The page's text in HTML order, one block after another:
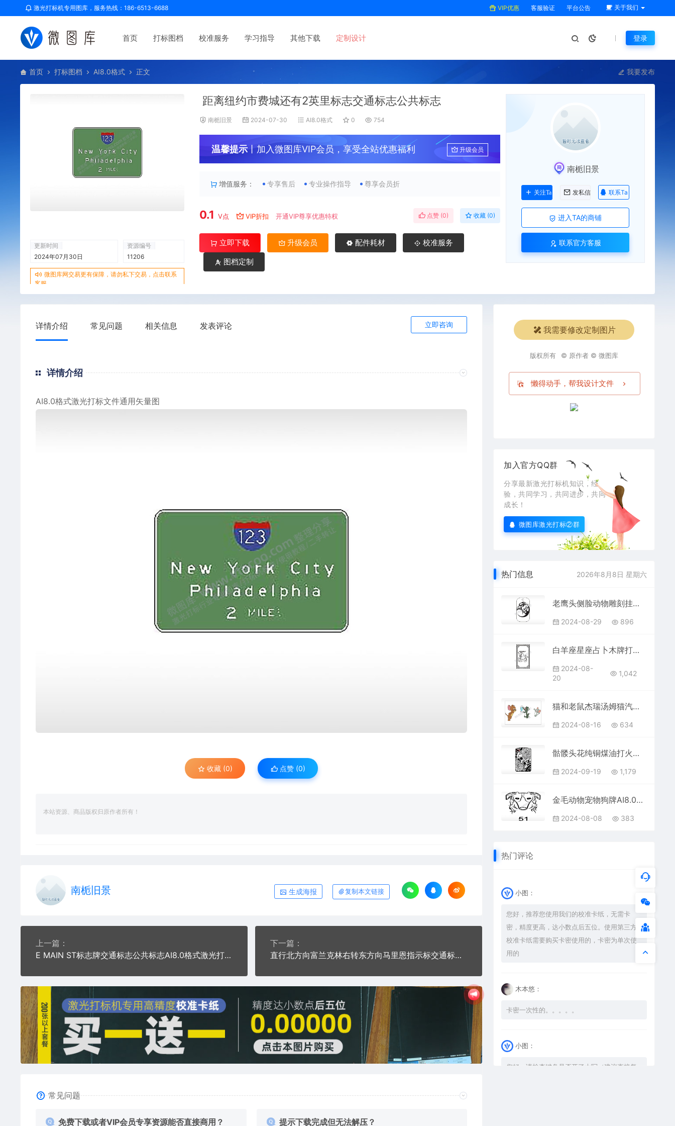
激光打标机专用图库，服务热线：186-6513-6688 VIP优惠 客服验证 平台公告 关于我们
首页 打标图档 校准服务 学习指导 其他下载 定制设计 登录
首页 打标图档 AI8.0格式 正文 我要发布
更新时间
2024年07月30日
资源编号
11206
微图库网交易更有保障，请勿私下交易，点击联系
客服
距离纽约市费城还有2英里标志交通标志公共标志
南栀旧景 2024-07-30 AI8.0格式 0 754
温馨提示丨加入微图库VIP会员，享受全站优惠福利 升级会员
增值服务： 专享售后 专业操作指导 尊享会员折
0.1 V点 VIP折扣 开通VIP尊享优惠特权 点赞 (0) 收藏 (0)
立即下载 升级会员 配件耗材
校准服务
图档定制
南栀旧景
关注Ta 发私信 联系Ta
进入TA的商铺
联系官方客服
详情介绍 常见问题 相关信息 发表评论 立即咨询
详情介绍
AI8.0格式激光打标文件通用矢量图
收藏 (0) 点赞 (0)
本站资源、商品版权归原作者所有！
南栀旧景 生成海报 复制本文链接
上一篇：
E MAIN ST标志牌交通标志公共标志AI8.0格式激光打标文件通用矢量图
下一篇：
直行北方向富兰克林右转东方向马里恩指示标交通标志公共标志
常见问题
免费下载或者VIP会员专享资源能否直接商用？ 提示下载完成但无法解压？
我需要修改定制图片
版权所有 © 原作者 © 微图库
懒得动手，帮我设计文件
加入官方QQ群
分享最新激光打标机知识，经
验，共同学习，共同进步，共同
成长！
微图库激光打标②群
热门信息 2026年8月8日 星期六
老鹰头侧脸动物雕刻挂坠项链AI8.0格式激光打标文件通用矢量图
2024-08-29 896
白羊座星座占卜木牌打火机AI8.0格式激光打标文件通用矢量图
2024-08-
20
1,042
猫和老鼠杰瑞汤姆猫汽车贴花卡通名图精品车贴精选
2024-08-16 634
骷髅头花纯铜煤油打火机AI8.0格式激光打标文件通用矢量图
2024-09-19 1,179
金毛动物宠物狗牌AI8.0格式激光打标文件通用矢量图
2024-08-08 383
热门评论
小图：
您好，推荐您使用我们的校准卡纸，无需卡
密，精度更高，达小数点后五位。使用第三方
校准卡纸需要购买卡密使用的，卡密为单次使
用的
木本悠：
卡密一次性的。。。。。
小图：
您好，请检查键盘是否开了大写（建议直接复